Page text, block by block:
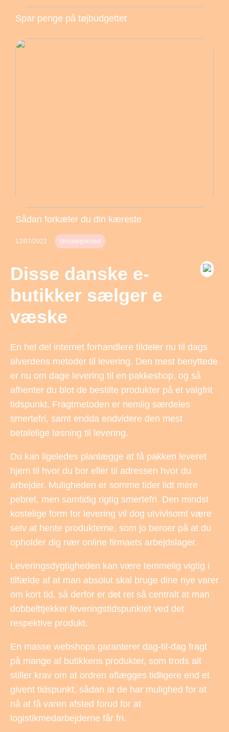
Spar penge på tøjbudgettet
Sådan forkæler du din kæreste
12/07/2022 Uncategorized
Disse danske e-
butikker sælger e
væske
En hel del internet forhandlere tildeler nu til dags
alverdens metoder til levering. Den mest benyttede
er nu om dage levering til en pakkeshop, og så
afhenter du blot de bestilte produkter på et valgfrit
tidspunkt. Fragtmetoden er nemlig særdeles
smertefri, samt endda endvidere den mest
betalelige løsning til levering.
Du kan ligeledes planlægge at få pakken leveret
hjem til hvor du bor eller til adressen hvor du
arbejder. Muligheden er somme tider lidt mere
pebret, men samtidig rigtig smertefri. Den mindst
kostelige form for levering vil dog utvivlsomt være
selv at hente produkterne, som jo beroer på at du
opholder dig nær online firmaets arbejdslager.
Leveringsdygtigheden kan være temmelig vigtig i
tilfælde af at man absolut skal bruge dine nye varer
om kort tid, så derfor er det ret så centralt at man
dobbelttjekker leveringstidspunktet ved det
respektive produkt.
En masse webshops garanterer dag-til-dag fragt
på mange af butikkens produkter, som trods alt
stiller krav om at ordren aflægges tidligere end et
givent tidspunkt, sådan at de har mulighed for at
nå at få varen afsted forud for at
logistikmedarbejderne får fri.